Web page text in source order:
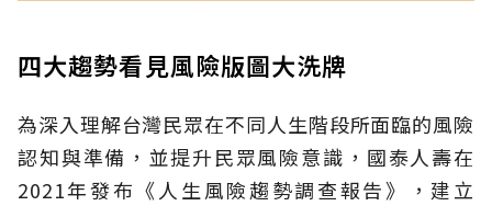
四大趨勢看見風險版圖大洗牌
為深入理解台灣民眾在不同人生階段所面臨的風險
認知與準備，並提升民眾風險意識，國泰人壽在
2021年發布《人生風險趨勢調查報告》，建立